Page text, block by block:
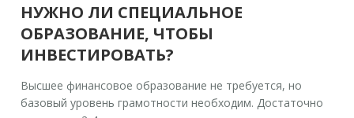
НУЖНО ЛИ СПЕЦИАЛЬНОЕ
ОБРАЗОВАНИЕ, ЧТОБЫ
ИНВЕСТИРОВАТЬ?
Высшее финансовое образование не требуется, но
базовый уровень грамотности необходим. Достаточно